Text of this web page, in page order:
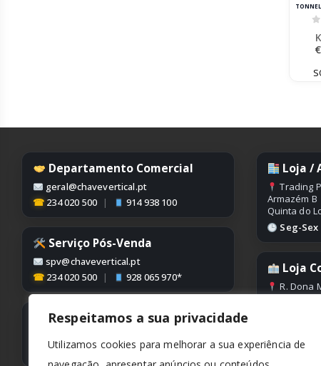
Respeitamos a sua privacidade
Utilizamos cookies para melhorar a sua experiência de
€
Departamento Comercial
geral@chavevertical.pt
☎ 234 020 500 | 914 938 100
Serviço Pós-Venda
spv@chavevertical.pt
☎ 234 020 500 | 928 065 970*
Contabilidade
234 020 500
Loja /
Trading
Armazém B
Quinta do
Seg-Sex
Loja
R. Dona
Edifício
Seg-